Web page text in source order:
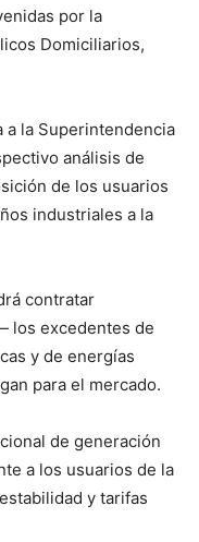
por la
Domiciliarios,
a la Superintendencia
análisis de
de los usuarios
industriales a la
contratar
los excedentes de
y de energías
para el mercado.
de generación
a los usuarios de la
y tarifas